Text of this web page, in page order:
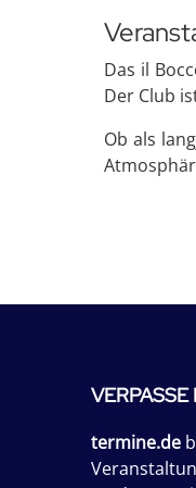
Das il
Der Club
Ob als
VERPASSE
termine.de